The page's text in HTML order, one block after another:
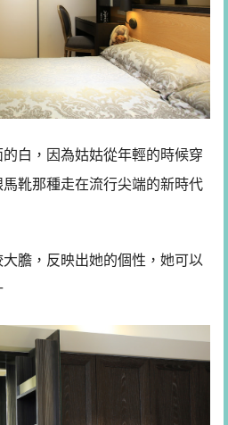
白，因為姑姑從年輕的時候穿
靴那種走在流行尖端的新時代
膽，反映出她的個性，她可以